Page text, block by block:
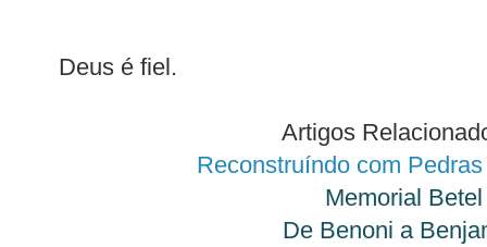
Deus é fiel.
Artigos
Reconstruíndo com
Memorial Betel
De Benoni a